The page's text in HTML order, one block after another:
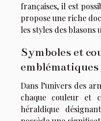
françaises, il est
propose une riche
les styles des blasons
Symboles et
emblématiques
Dans l’univers des
chaque couleur et
héraldique